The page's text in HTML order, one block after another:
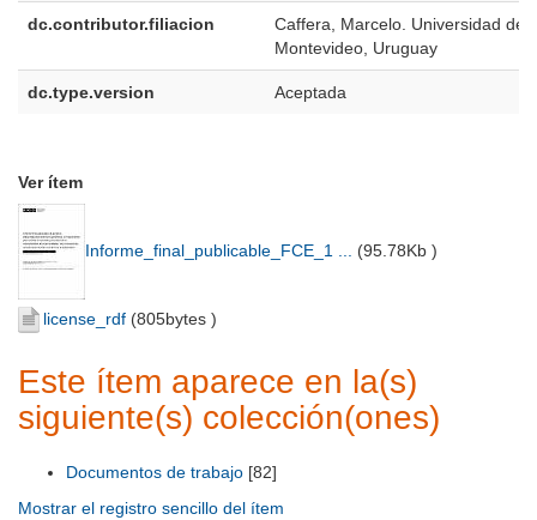
dc.contributor.filiacion
Caffera, Marcelo. Universidad de
Montevideo, Uruguay
dc.type.version Aceptada
Ver ítem
Informe_final_publicable_FCE_1 ... (95.78Kb )
license_rdf (805bytes )
Este ítem aparece en la(s)
siguiente(s) colección(ones)
Documentos de trabajo [82]
Mostrar el registro sencillo del ítem